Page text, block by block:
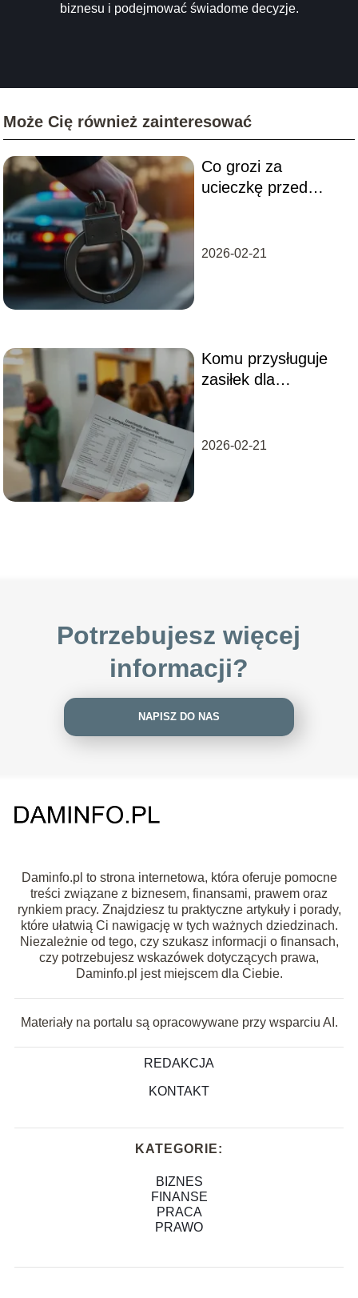
biznesu i podejmować świadome decyzje.
Może Cię również zainteresować
Co grozi za
ucieczkę przed
prawne
2026-02-21
Komu przysługuje
zasiłek dla
2026-02-21
Potrzebujesz więcej
informacji?
NAPISZ DO NAS
Daminfo.pl to strona internetowa, która oferuje pomocne
treści związane z biznesem, finansami, prawem oraz
rynkiem pracy. Znajdziesz tu praktyczne artykuły i porady,
które ułatwią Ci nawigację w tych ważnych dziedzinach.
Niezależnie od tego, czy szukasz informacji o finansach,
czy potrzebujesz wskazówek dotyczących prawa,
Daminfo.pl jest miejscem dla Ciebie.
Materiały na portalu są opracowywane przy wsparciu AI.
REDAKCJA
KONTAKT
KATEGORIE:
BIZNES
FINANSE
PRACA
PRAWO